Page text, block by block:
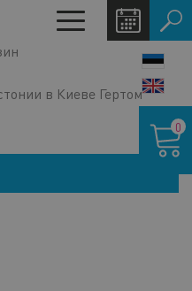
Toggle
navigation
в Киеве Гертом
Корзина
0